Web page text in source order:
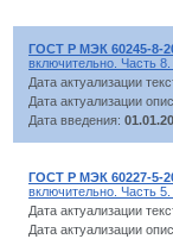
ГОСТ Р МЭК 60245-8-
включительно. Часть
Дата актуализации
Дата актуализации
Дата введения:
ГОСТ Р МЭК 60227-5-
включительно. Часть
Дата актуализации
Дата актуализации